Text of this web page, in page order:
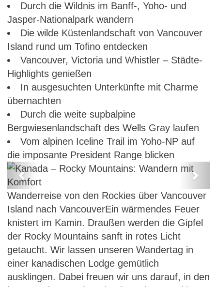
Durch die Wildnis im Banff-, Yoho- und
Jasper-Nationalpark wandern
Die wilde Küstenlandschaft von Vancouver
Island rund um Tofino entdecken
Vancouver, Victoria und Whistler – Städte-
Highlights genießen
In ausgesuchten Unterkünfte mit Charme
übernachten
Durch die weite supbalpine
Bergwiesenlandschaft des Wells Gray laufen
Vom alpinen Iceline Trail im Yoho-NP auf
die imposante President Range blicken
Wandern mit Komfort
Previous
Wanderreise von den Rockies über Vancouver
Island nach VancouverEin wärmendes Feuer
knistert im Kamin. Draußen werden die Gipfel
der Rocky Mountains sanft in rotes Licht
getaucht. Wir lassen unseren Wandertag in
einer kanadischen Lodge gemütlich
ausklingen. Dabei freuen wir uns darauf, in den